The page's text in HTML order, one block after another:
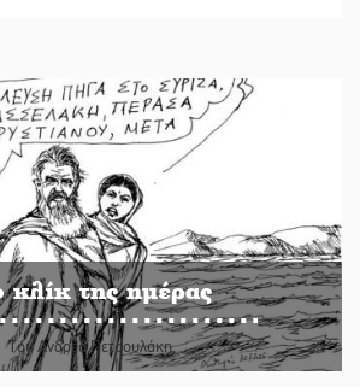
κλίκ της ημέρας
Του Ανδρέα Πετρουλάκη